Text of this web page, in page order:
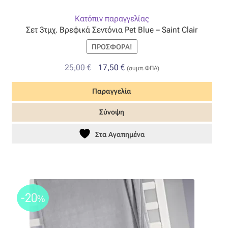
ΠΙΣΤΟΠΟΙΗΣΕΙΣ ΧΑΛΙΩΝ COLORE COLORI
Ραντεβού
Κατόπιν παραγγελίας
Σετ 3τμχ. Βρεφικά Σεντόνια Pet Blue – Saint Clair
ΠΡΟΣΦΟΡΆ!
25,00€
Original
price
was:
25,00 €.
17,50 €Η
τρέχουσα
τιμή
είναι:
(συμπ.ΦΠΑ)
Παραγγελία
Σύνοψη
Στα Αγαπημένα
-20%